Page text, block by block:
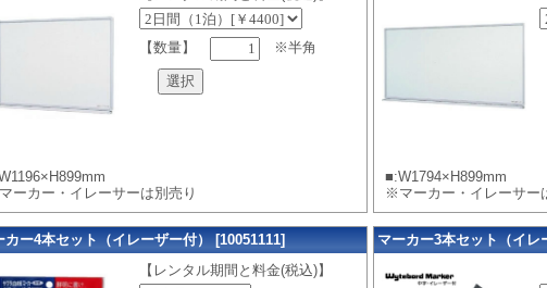
【数量】 ※半角
ーカー・イレーサーは別売り
■:W1794×H899mm
※マーカー・イレーサー
カー4本セット（イレーザー付） [10051111]
【レンタル期間と料金(税込)】
マーカー3本セット（イレ